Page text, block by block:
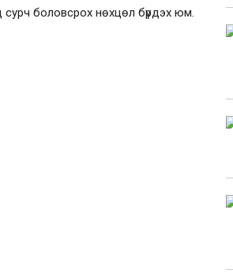
сурч боловсрох нөхцөл бүрдэх юм.